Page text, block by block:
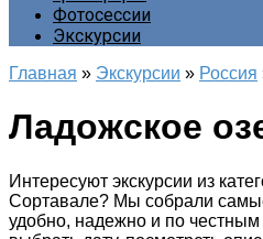
Фотосессии
Экскурсии
Главная » Экскурсии » Россия
Ладожское
Интересуют экскурсии из
Сортавале? Мы собрали
удобно, надежно и по